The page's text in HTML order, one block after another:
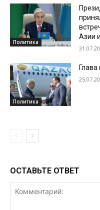
Политика
Азии
Политика
ОСТАВЬТЕ ОТВЕТ